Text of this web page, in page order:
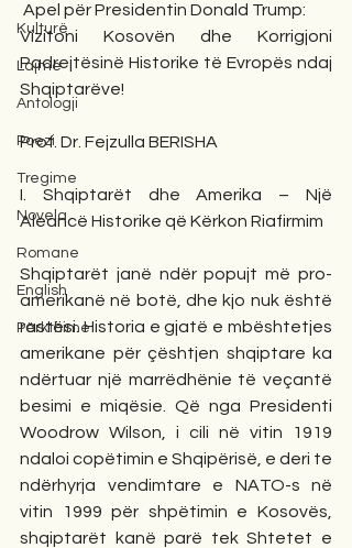
Kulturë
Lajme
Antologji
Poezi
Tregime
Novela
Romane
English
Përkthime
Apel për Presidentin Donald Trump:
Vizitoni Kosovën dhe Korrigjoni
Padrejtësinë Historike të Evropës ndaj
Shqiptarëve!
Prof. Dr. Fejzulla BERISHA
I. Shqiptarët dhe Amerika – Një
Aleancë Historike që Kërkon Riafirmim
Shqiptarët janë ndër popujt më pro-
amerikanë në botë, dhe kjo nuk është
rastësi. Historia e gjatë e mbështetjes
amerikane për çështjen shqiptare ka
ndërtuar një marrëdhënie të veçantë
besimi e miqësie. Që nga Presidenti
Woodrow Wilson, i cili në vitin 1919
ndaloi copëtimin e Shqipërisë, e deri te
ndërhyrja vendimtare e NATO-s në
vitin 1999 për shpëtimin e Kosovës,
shqiptarët kanë parë tek Shtetet e